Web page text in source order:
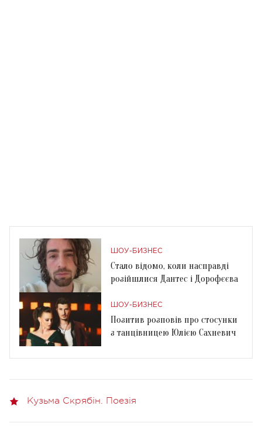
ШОУ-БИЗНЕС
Стало відомо, коли насправді
розійшлися Дантес і Дорофєєва
ШОУ-БИЗНЕС
Позитив розповів про стосунки
з танцівницею Юлією Сахневич
Кузьма Скрябін. Поезія